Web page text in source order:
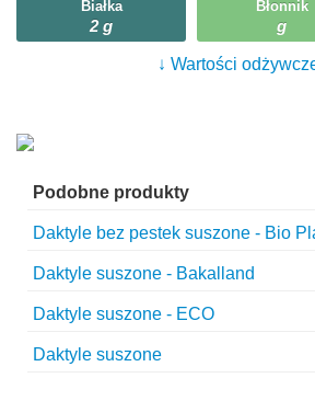
Białka
2 g
Błonnik
g
↓ Wartości
Podobne produkty
Daktyle bez pestek suszone - Bio
Daktyle suszone - Bakalland
Daktyle suszone - ECO
Daktyle suszone